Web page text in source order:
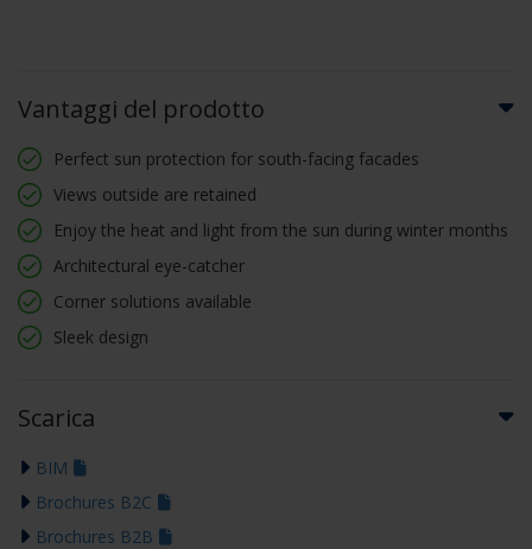
Vantaggi del prodotto
Perfect sun protection for south-facing facades
Views outside are retained
Enjoy the heat and light from the sun during winter months
Architectural eye-catcher
Corner solutions available
Sleek design
Scarica
BIM
Brochures B2C
Brochures B2B